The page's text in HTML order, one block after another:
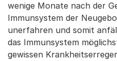
wenige Monate nach der
Immunsystem der
unerfahren und somit
das Immunsystem
gewissen